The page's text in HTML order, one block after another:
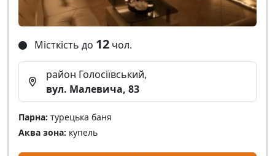
Місткість до 12 чол.
район Голосіївський,
вул. Малевича, 83
Парна: турецька баня
Аква зона: купель